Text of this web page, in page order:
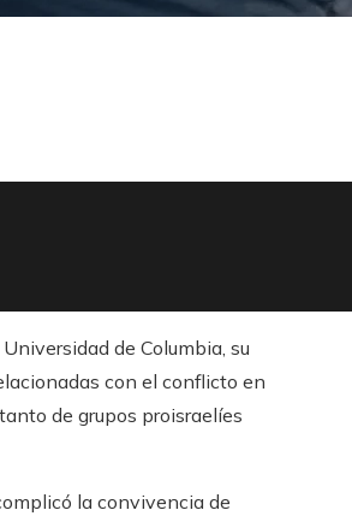
de Columbia, su
con el conflicto en
de grupos proisraelíes
la convivencia de